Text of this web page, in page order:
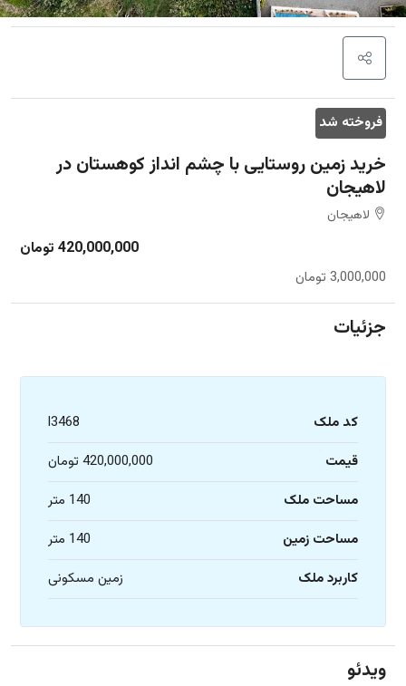
فروخته شد
خرید زمین روستایی با چشم انداز کوهستان در
لاهیجان
لاهیجان
420,000,000 تومان
3,000,000 تومان
جزئیات
کد ملک
l3468
قیمت
420,000,000 تومان
مساحت ملک
140 متر
مساحت زمین
140 متر
کاربرد ملک
زمین مسکونی
ویدئو